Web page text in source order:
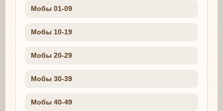
Мобы 01-09
Мобы 10-19
Мобы 20-29
Мобы 30-39
Мобы 40-49